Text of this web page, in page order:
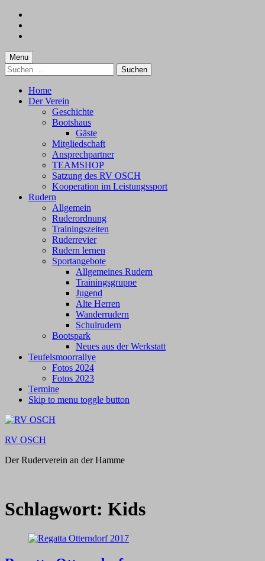
content
footer
Menu
Suchen
nach:
Home
Der Verein
Geschichte
Bootshaus
Gäste
Mitgliedschaft
Ansprechpartner
TEAMSHOP
Satzung des RV OSCH
Kooperation im Leistungssport
Rudern
Allgemein
Ruderordnung
Trainingszeiten
Ruderrevier
Rudern lernen
Sportangebote
Allgemeines Rudern
Trainingsgruppe
Jugend
Alte Herren
Wanderrudern
Schulrudern
Bootspark
Neues aus der Werkstatt
Teufelsmoorrallye
Fotos 2024
Fotos 2023
Termine
Skip to menu toggle button
RV OSCH
Der Ruderverein an der Hamme
Schlagwort: Kids